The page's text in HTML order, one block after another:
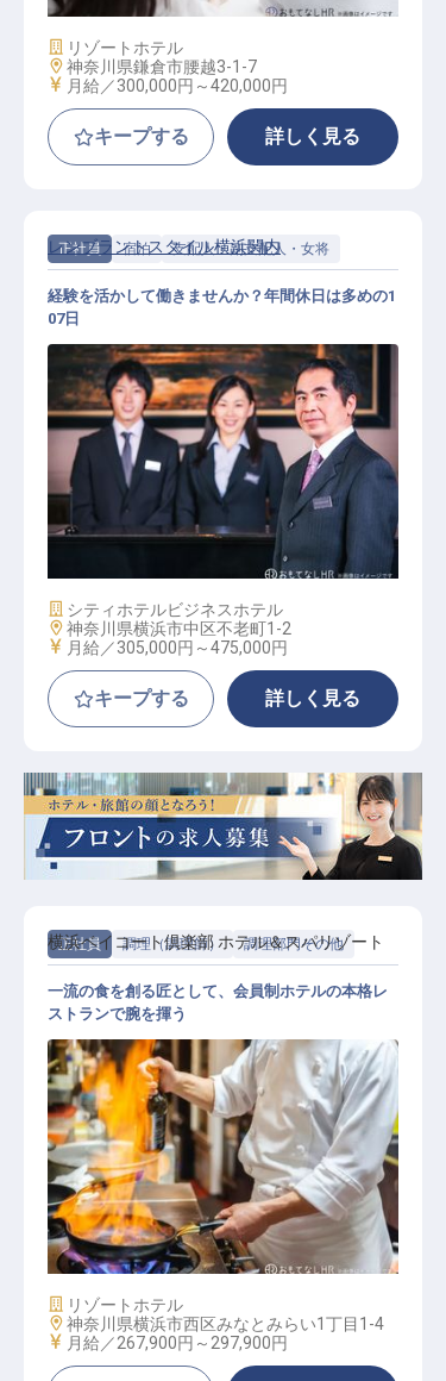
施設業態
リゾートホテル
勤務地
神奈川県鎌倉市腰越3-1-7
給与
月給／300,000円～420,000円
キープする 詳しく見る
正社員 宿泊 支配人・副支配人・女将
支配人候補
レンブラントスタイル横浜関内
経験を活かして働きませんか？年間休日は多めの1
07日
施設業態
シティホテルビジネスホテル
勤務地
神奈川県横浜市中区不老町1-2
給与
月給／305,000円～475,000円
キープする 詳しく見る
正社員 調理（調理師） 調理部門その他
調理職
横浜ベイコート倶楽部 ホテル＆スパリゾート
一流の食を創る匠として、会員制ホテルの本格レ
ストランで腕を揮う
施設業態
リゾートホテル
勤務地
神奈川県横浜市西区みなとみらい1丁目1-4
給与
月給／267,900円～ 297,900円